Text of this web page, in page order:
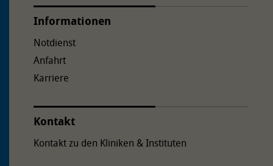
Informationen
Notdienst
Anfahrt
Karriere
Kontakt
Kontakt zu den Kliniken & Instituten